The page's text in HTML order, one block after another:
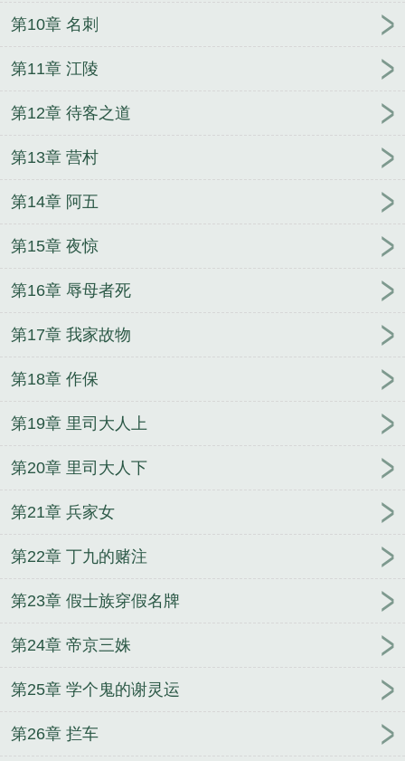
袭系统我直升陆地神仙陆尘洛璃最新章节在线阅读
陆尘洛璃全文在线阅读
让你上恋综你搁那儿打巅峰
赛陆鸣周韵诗小说在线阅读
六岁来逆袭系统我直升
六岁来逆袭系统我直升
陆地神仙陆尘洛璃小说在线阅读
陆鸣周韵诗小说在
文在线阅读
让你上恋综你搁那儿打巅峰赛陆鸣周韵
统我直升陆地神仙陆尘洛璃完整版阅读
陆尘洛璃系
璃最新章节在线阅读
第10章 名刺
第11章 江陵
第12章 待客之道
第13章 营村
第14章 阿五
第15章 夜惊
第16章 辱母者死
第17章 我家故物
第18章 作保
第19章 里司大人上
第20章 里司大人下
第21章 兵家女
第22章 丁九的赌注
第23章 假士族穿假名牌
第24章 帝京三姝
第25章 学个鬼的谢灵运
第26章 拦车